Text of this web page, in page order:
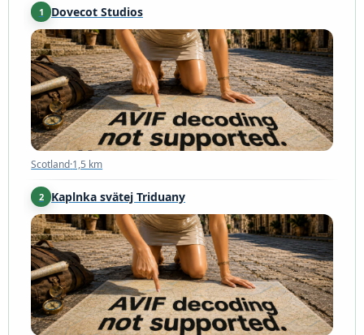
1 Dovecot Studios
Scotland·1,5 km
Scotland·1,5 km
2 Kaplnka svätej Triduany
Scotland·1,7 km